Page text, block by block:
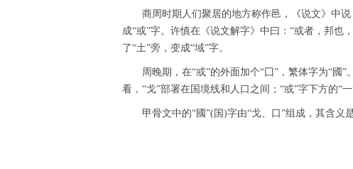
商周时期人们聚居的地方称作邑，《说文》中
成“或”字。许慎在《说文解字》中曰：“或者，邦也
了“土”旁，变成“域”字。
周晚期，在“或”的外面加个“囗”，繁体字为“國
看，“戈”部署在国境线和人口之间；“或”字下方的“
甲骨文中的“國”(国)字由“戈、口”组成，其含义